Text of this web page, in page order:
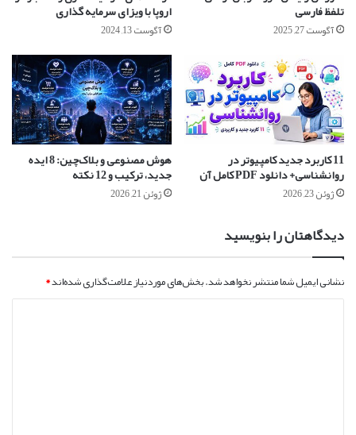
تلفظ فارسی
آگوست 27, 2025
اروپا با ویزای سرمایه گذاری
آگوست 13, 2024
11 کاربرد جدید کامپیوتر در
روانشناسی+ دانلود PDF کامل آن
ژوئن 23, 2026
هوش مصنوعی و بلاک‌چین: 8 ایده
جدید، ترکیب و 12 نکته
ژوئن 21, 2026
دیدگاهتان را بنویسید
نشانی ایمیل شما منتشر نخواهد شد.بخش‌های موردنیاز علامت‌گذاری شده‌اند*